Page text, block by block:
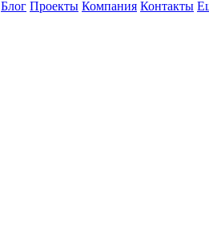
Блог Проекты Компания Контакты